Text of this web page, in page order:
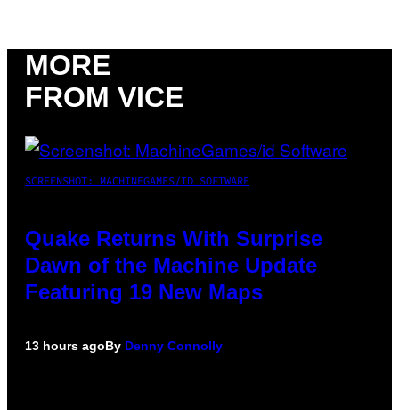
MORE
FROM VICE
SCREENSHOT: MACHINEGAMES/ID SOFTWARE
Quake Returns With Surprise
Dawn of the Machine Update
Featuring 19 New Maps
13 hours agoBy Denny Connolly